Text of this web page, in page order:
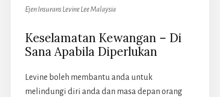
Ejen Insurans Levine Lee Malaysia
Keselamatan Kewangan – Di
Sana Apabila Diperlukan
Levine boleh membantu anda untuk
melindungi diri anda dan masa depan orang